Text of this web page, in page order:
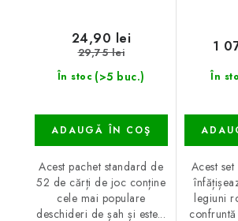
În stoc (>5 buc.)
24,90 lei
29,75 lei
ADAUGĂ ÎN COŞ
Acest pachet standard de
52 de cărți de joc conține
cele mai populare
deschideri de șah și este...
În
1
Acest
legiuni